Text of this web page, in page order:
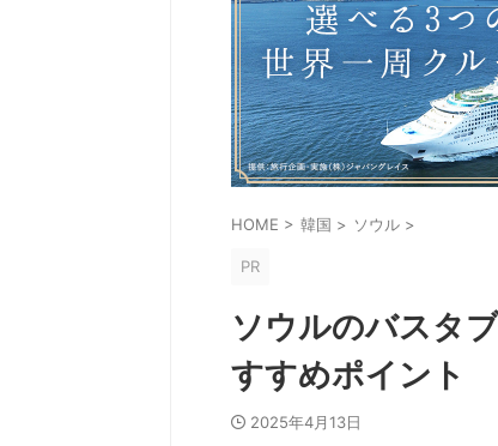
HOME > 韓国 > ソウル >
PR
ソウルのバスタ
すすめポイント
2025年4月13日